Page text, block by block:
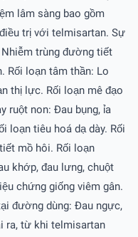
lâm sàng bao gồm
trị với telmisartan. Sự
trùng đường tiết
Rối loạn tâm thần: Lo
thị lực. Rối loạn mê đạo
ruột non: Ðau bụng, ỉa
loạn tiêu hoá dạ dày. Rối
mồ hôi. Rối loạn
khớp, đau lưng, chuột
chứng giống viêm gân.
đường dùng: Ðau ngực,
ra, từ khi telmisartan